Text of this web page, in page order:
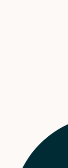
superficie